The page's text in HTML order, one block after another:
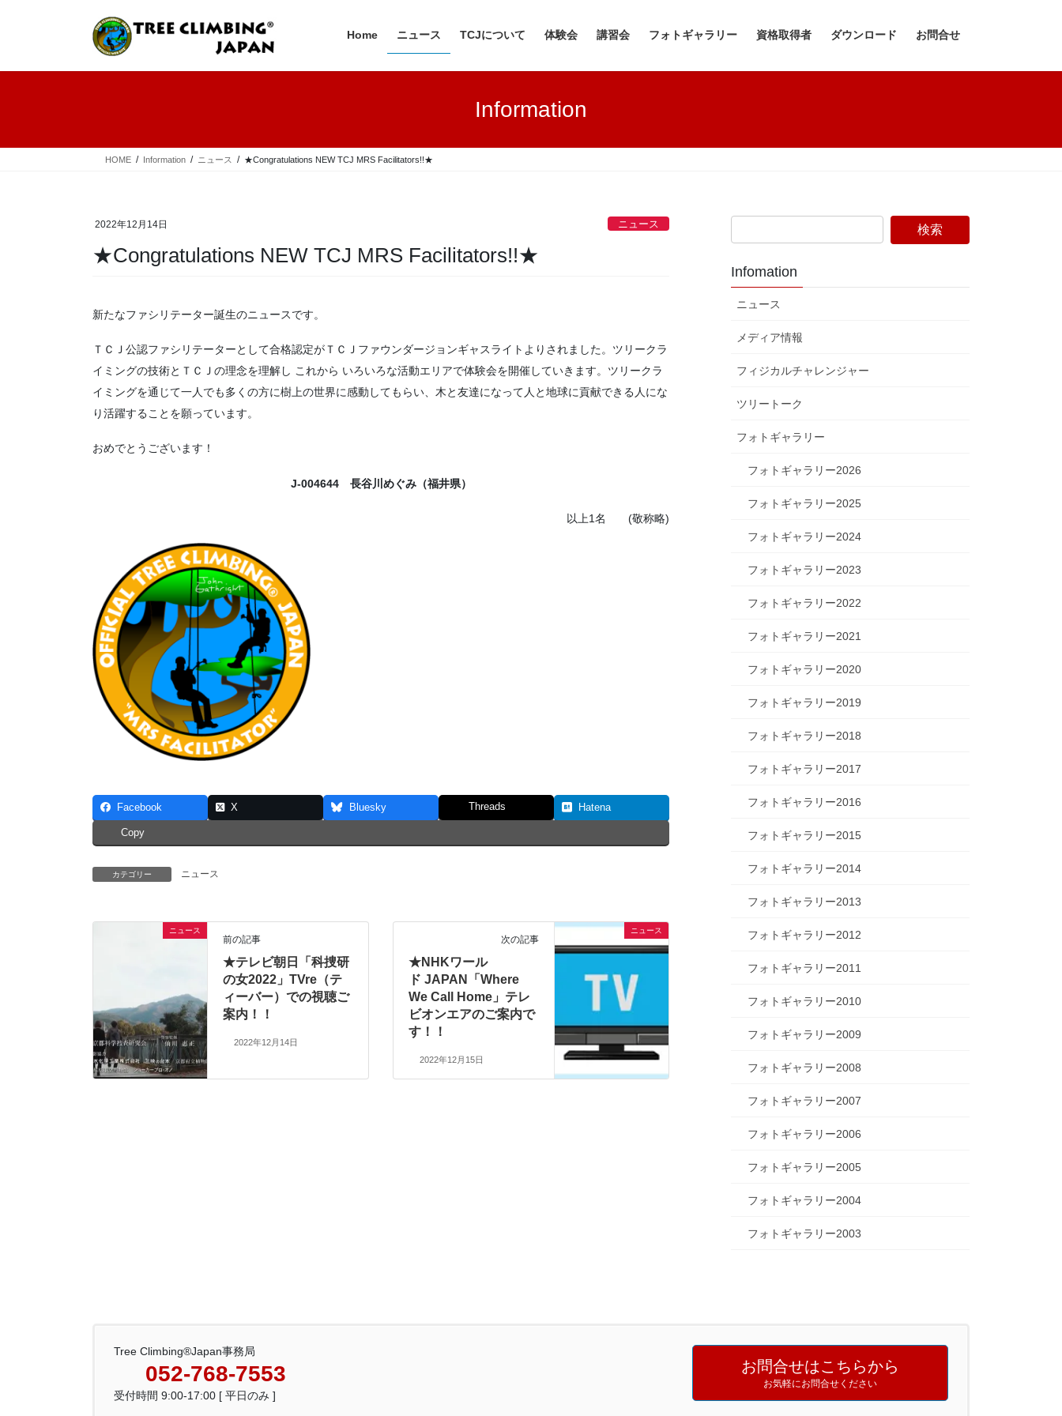
ツ
シ
Home ニュース TCJについて 体験会 講習会 フォトギャラリー 資格取得者 ダウンロード お問合せ
Information
HOME Information ニュース ★Congratulations NEW TCJ MRS Facilitators!!★
2022年12月14日 ニュース
★Congratulations NEW TCJ MRS Facilitators!!★
新たなファシリテーター誕生のニュースです。
ＴＣＪ公認ファシリテーターとして合格認定がＴＣＪファウンダージョンギャスライトよりされました。ツリークラ
イミングの技術とＴＣＪの理念を理解し これから いろいろな活動エリアで体験会を開催していきます。ツリークラ
イミングを通じて一人でも多くの方に樹上の世界に感動してもらい、木と友達になって人と地球に貢献できる人にな
り活躍することを願っています。
おめでとうございます！
J-004644 長谷川めぐみ（福井県）
以上1名 (敬称略)
Facebook X Bluesky Threads Hatena
Copy
カテゴリー ニュース
ニュース
前の記事
★テレビ朝日「科捜研
の女2022」TVre（テ
ィーバー）での視聴ご
案内！！
2022年12月14日
ニュース
次の記事
★NHKワール
ド JAPAN「Where
We Call Home」テレ
ビオンエアのご案内で
す！！
2022年12月15日
Infomation
ニュース
メディア情報
フィジカルチャレンジャー
ツリートーク
フォトギャラリー
フォトギャラリー2026
フォトギャラリー2025
フォトギャラリー2024
フォトギャラリー2023
フォトギャラリー2022
フォトギャラリー2021
フォトギャラリー2020
フォトギャラリー2019
フォトギャラリー2018
フォトギャラリー2017
フォトギャラリー2016
フォトギャラリー2015
フォトギャラリー2014
フォトギャラリー2013
フォトギャラリー2012
フォトギャラリー2011
フォトギャラリー2010
フォトギャラリー2009
フォトギャラリー2008
フォトギャラリー2007
フォトギャラリー2006
フォトギャラリー2005
フォトギャラリー2004
フォトギャラリー2003
Tree Climbing®Japan事務局
052-768-7553
受付時間 9:00-17:00 [ 平日のみ ]
お問合せはこちらから
お気軽にお問合せください